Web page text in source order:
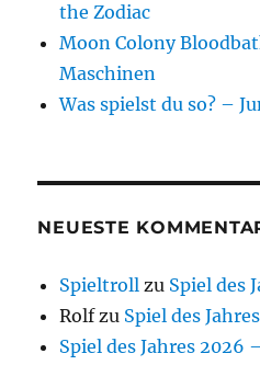
the Zodiac
Moon Colony
Maschinen
Was spielst du so? –
NEUESTE
Spieltroll zu Spiel des
Rolfzu Spiel des
Spiel des Jahres 2026